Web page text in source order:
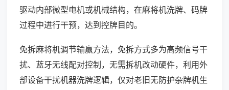
驱动内部微型电机或机械结构，在麻将机洗牌、码牌
过程中进行干预，达到控牌目的。
免拆麻将机调节输赢方法，免拆方式多为高频信号干
扰、蓝牙无线配对控制，无需拆机改动硬件，利用外
部设备干扰机器洗牌逻辑，仅对老旧无防护杂牌机生